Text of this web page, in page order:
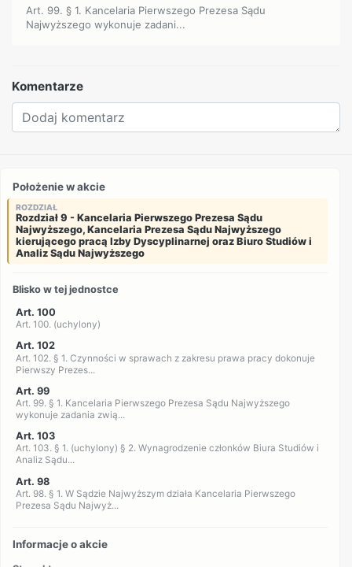
Art. 99. § 1. Kancelaria Pierwszego Prezesa Sądu
Najwyższego wykonuje zadani...
Komentarze
Położenie w akcie
ROZDZIAŁ
Rozdział 9 - Kancelaria Pierwszego Prezesa Sądu
Najwyższego, Kancelaria Prezesa Sądu Najwyższego
kierującego pracą Izby Dyscyplinarnej oraz Biuro Studiów i
Analiz Sądu Najwyższego
Blisko w tej jednostce
Art. 100
Art. 100. (uchylony)
Art. 102
Art. 102. § 1. Czynności w sprawach z zakresu prawa pracy dokonuje
Pierwszy Prezes...
Art. 99
Art. 99. § 1. Kancelaria Pierwszego Prezesa Sądu Najwyższego
wykonuje zadania zwią...
Art. 103
Art. 103. § 1. (uchylony) § 2. Wynagrodzenie członków Biura Studiów i
Analiz Sądu...
Art. 98
Art. 98. § 1. W Sądzie Najwyższym działa Kancelaria Pierwszego
Prezesa Sądu Najwyż...
Informacje o akcie